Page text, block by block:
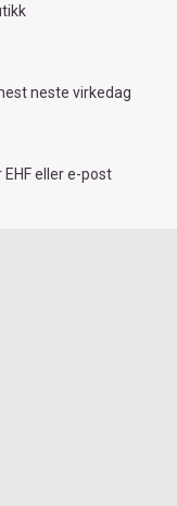
neste virkedag
eller e-post